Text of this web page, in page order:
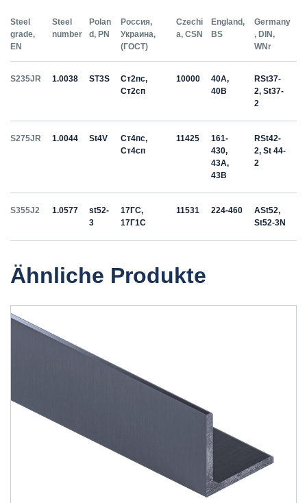
Steel
grade,
EN
Steel
number
Polan
d, PN
Россия,
Украина,
(ГОСТ)
Czechi
a, CSN
England,
BS
Germany
, DIN,
WNr
S235JR 1.0038 ST3S
Ст2пс,
Ст2сп
10000
40A,
40B
RSt37-
2, St37-
2
S275JR 1.0044 St4V
Ст4пс,
Ст4сп
11425
161-
430,
43A,
43B
RSt42-
2, St 44-
2
S355J2 1.0577
st52-
3
17ГС,
17Г1С
11531 224-460
ASt52,
St52-3N
Ähnliche Produkte